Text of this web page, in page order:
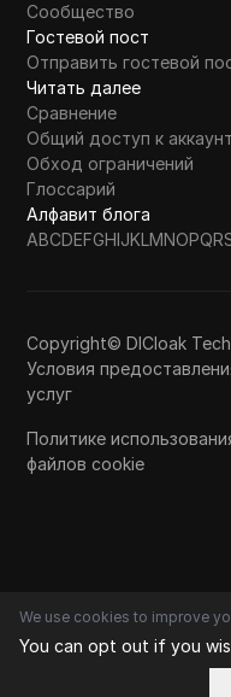
Сообщество
Гостевой пост
Отправить гостевой
Читать далее
Сравнение
Общий доступ к
Обход ограничений
Глоссарий
Алфавит блога
ABCDEFGHIJKLMNOPQR
Copyright© DICloak
Условия
услуг
Политике
файлов cookie
We use cookies to improve
You can opt out if you